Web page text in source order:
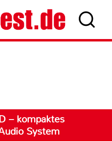
– kompaktes
System